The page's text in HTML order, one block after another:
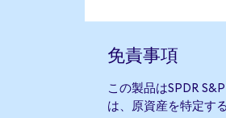
免責事項
この製品はSPDR
は、原資産を特定す